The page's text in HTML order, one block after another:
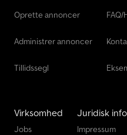
Oprette annoncer
Administrer annoncer
Tillidssegl
Virksomhed
Jobs
Juridisk
Impressum